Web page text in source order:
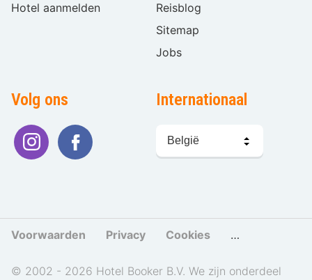
Hotel aanmelden
Reisblog
Sitemap
Jobs
Volg ons Internationaal
kiezen
Voorwaarden Privacy Cookies Cookies
© 2002 - 2026 Hotel Booker B.V. We zijn onderdeel